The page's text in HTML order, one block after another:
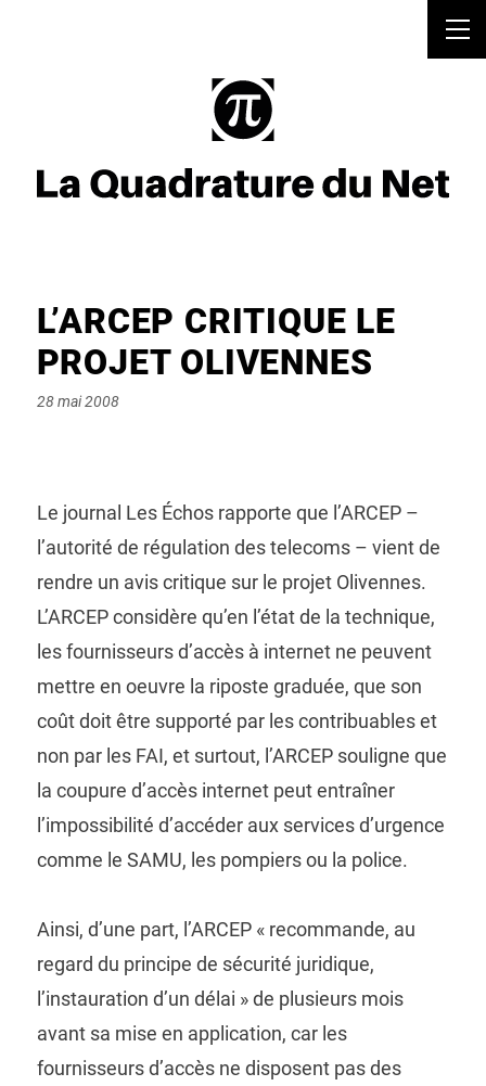
L’ARCEP CRITIQUE LE
PROJET OLIVENNES
Posted
28 mai 2008
Le journal Les Échos rapporte que l’ARCEP –
l’autorité de régulation des telecoms – vient de
rendre un avis critique sur le projet Olivennes.
L’ARCEP considère qu’en l’état de la technique,
les fournisseurs d’accès à internet ne peuvent
mettre en oeuvre la riposte graduée, que son
coût doit être supporté par les contribuables et
non par les FAI, et surtout, l’ARCEP souligne que
la coupure d’accès internet peut entraîner
l’impossibilité d’accéder aux services d’urgence
comme le SAMU, les pompiers ou la police.
Ainsi, d’une part, l’ARCEP « recommande, au
regard du principe de sécurité juridique,
l’instauration d’un délai » de plusieurs mois
avant sa mise en application, car les
fournisseurs d’accès ne disposent pas des